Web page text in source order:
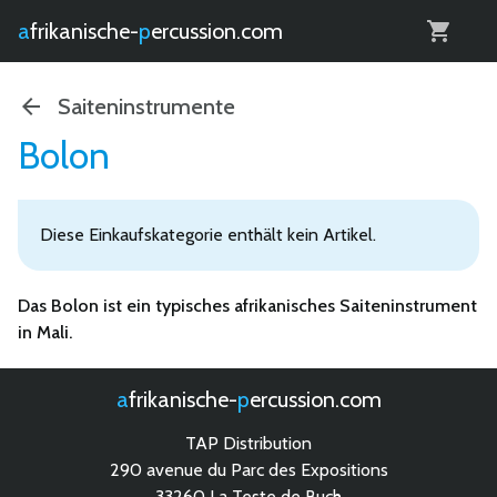
afrikanische- percussion.com
Saiteninstrumente
Bolon
Das Bolon ist ein typisches afrikanisches Saiteninstrument
in Mali.
Diese Einkaufskategorie enthält kein Artikel.
afrikanische- percussion.com
TAP Distribution
290 avenue du Parc des Expositions